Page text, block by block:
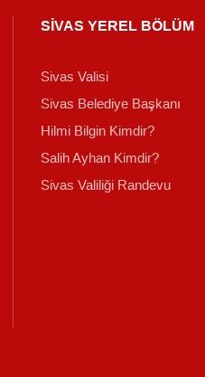
SİVAS YEREL BÖLÜM
Sivas Valisi
Sivas Belediye Başkanı
Hilmi Bilgin Kimdir?
Salih Ayhan Kimdir?
Sivas Valiliği Randevu